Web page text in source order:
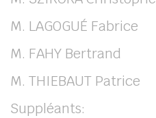
M. LAGOGUÉ Fabrice
M. FAHY Bertrand
M. THIEBAUT Patrice
Suppléants: